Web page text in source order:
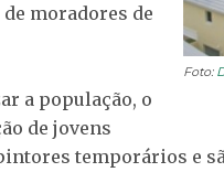
Foto:
moradores de
a população, o
de jovens
temporários e